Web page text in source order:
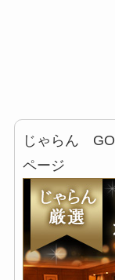
じゃらん
ページ